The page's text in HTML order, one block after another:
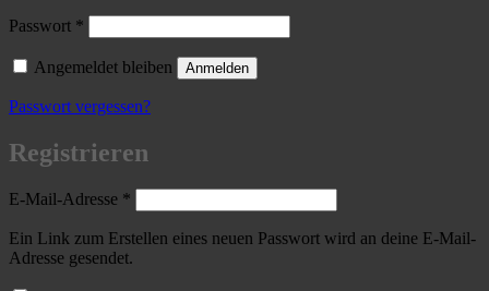
Passwort *
Angemeldet bleiben Anmelden
Passwort vergessen?
Registrieren
E-Mail-Adresse *
Ein Link zum Erstellen eines neuen Passwort wird an deine E-Mail-
Adresse gesendet.